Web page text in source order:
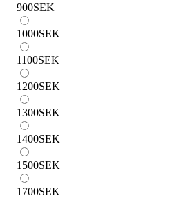
900SEK
1000SEK
1100SEK
1200SEK
1300SEK
1400SEK
1500SEK
1700SEK